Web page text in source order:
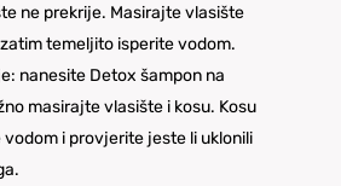
ne prekrije. Masirajte vlasište
temeljito isperite vodom.
nanesite Detox šampon na
masirajte vlasište i kosu. Kosu
i provjerite jeste li uklonili